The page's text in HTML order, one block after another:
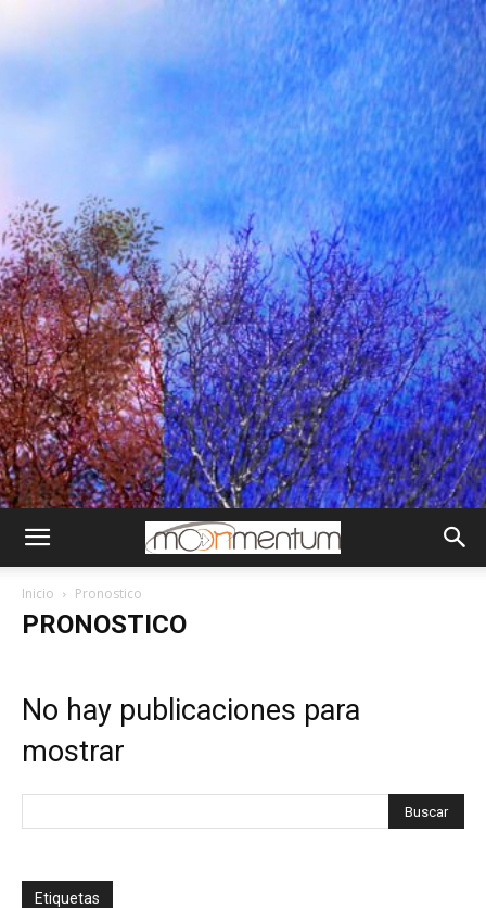
Inicio Pronostico
PRONOSTICO
No hay publicaciones para
mostrar
Etiquetas